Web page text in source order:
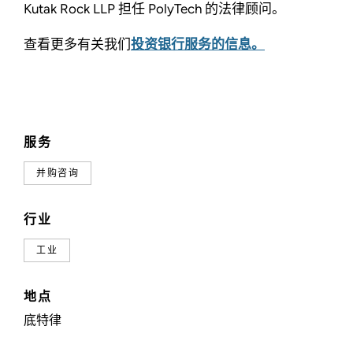
服务
并购咨询
行业
工业
地点
底特律
Kutak Rock LLP 担任 PolyTech 的法律顾问。
查看更多有关我们 投资银行服务的信息。